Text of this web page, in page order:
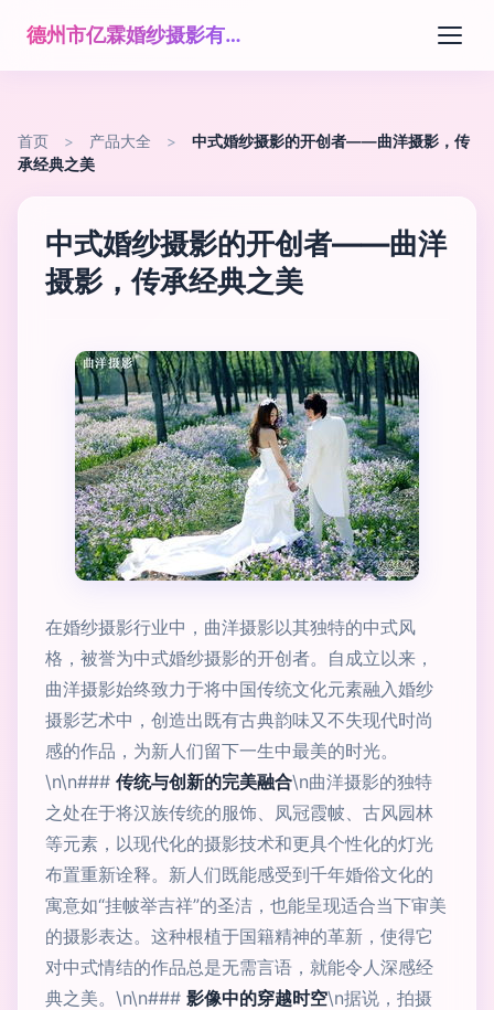
德州市亿霖婚纱摄影有限公司
首页 > 产品大全 >
中式婚纱摄影的开创者——曲洋摄影，传
承经典之美
中式婚纱摄影的开创者——曲洋
摄影，传承经典之美
在婚纱摄影行业中，曲洋摄影以其独特的中式风
格，被誉为中式婚纱摄影的开创者。自成立以来，
曲洋摄影始终致力于将中国传统文化元素融入婚纱
摄影艺术中，创造出既有古典韵味又不失现代时尚
感的作品，为新人们留下一生中最美的时光。
\n\n### 传统与创新的完美融合\n曲洋摄影的独特
之处在于将汉族传统的服饰、凤冠霞帔、古风园林
等元素，以现代化的摄影技术和更具个性化的灯光
布置重新诠释。新人们既能感受到千年婚俗文化的
寓意如“挂帔举吉祥”的圣洁，也能呈现适合当下审美
的摄影表达。这种根植于国籍精神的革新，使得它
对中式情结的作品总是无需言语，就能令人深感经
典之美。\n\n### 影像中的穿越时空\n据说，拍摄